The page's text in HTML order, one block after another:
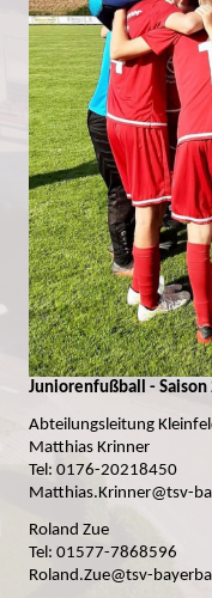
Juniorenfußball -
Abteilungsleitung
Matthias Krinner
Tel: 0176-20218450
Matthias.Krinner@tsv-
Roland Zue
Tel: 01577-7868596
Roland.Zue@tsv-